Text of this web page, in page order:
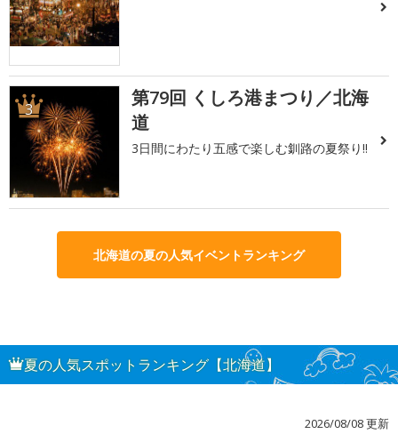
3
第79回 くしろ港まつり／北海
道
3日間にわたり五感で楽しむ釧路の夏祭り!!
北海道の夏の人気イベントランキング
夏の人気スポットランキング【北海道】
2026/08/08 更新